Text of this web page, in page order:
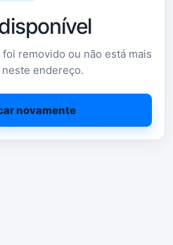
removido ou não está mais
endereço.
novamente